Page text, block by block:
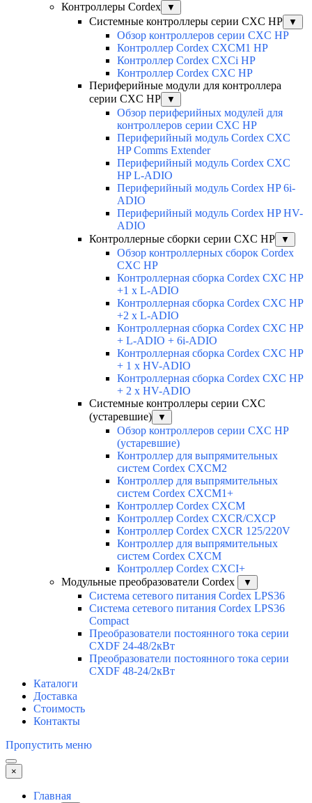
Контроллеры Cordex
▼
Системные контроллеры серии CXC HP ▼
Обзор контроллеров серии CXC HP
Контроллер Cordex CXCM1 HP
Контроллер Cordex CXCi HP
Контроллер Cordex CXC HP
Периферийные модули для контроллера
серии CXC HP
▼
Обзор периферийных модулей для
контроллеров серии CXC HP
Периферийный модуль Cordex CXC
HP Comms Extender
Периферийный модуль Cordex CXC
HP L-ADIO
Периферийный модуль Cordex HP 6i-
ADIO
Периферийный модуль Cordex HP HV-
ADIO
Контроллерные сборки серии CXC HP
▼
Обзор контроллерных сборок Cordex
CXC HP
Контроллерная сборка Cordex CXC HP
+1 x L-ADIO
Контроллерная сборка Cordex CXC HP
+2 x L-ADIO
Контроллерная сборка Cordex CXC HP
+ L-ADIO + 6i-ADIO
Контроллерная сборка Cordex CXC HP
+ 1 x HV-ADIO
Контроллерная сборка Cordex CXC HP
+ 2 x HV-ADIO
Системные контроллеры серии CXC
(устаревшие)
▼
Обзор контроллеров серии CXC HP
(устаревшие)
Контроллер для выпрямительных
систем Cordex CXCM2
Контроллер для выпрямительных
систем Cordex CXCM1+
Контроллер Cordex CXCM
Контроллер Cordex CXCR/CXCP
Контроллер Cordex CXCR 125/220V
Контроллер для выпрямительных
систем Cordex CXCM
Контроллер Cordex CXCI+
Модульные преобразователи Cordex
▼
Система сетевого питания Cordex LPS36
Система сетевого питания Cordex LPS36
Compact
Преобразователи постоянного тока серии
CXDF 24-48/2кВт
Преобразователи постоянного тока серии
CXDF 48-24/2кВт
Каталоги
Доставка
Стоимость
Контакты
Пропустить меню
×
Главная